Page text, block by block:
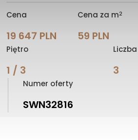
Cena
19 647 PLN
Cena za m2
59 PLN
Piętro
1 / 3 3
Numer oferty
SWN32816